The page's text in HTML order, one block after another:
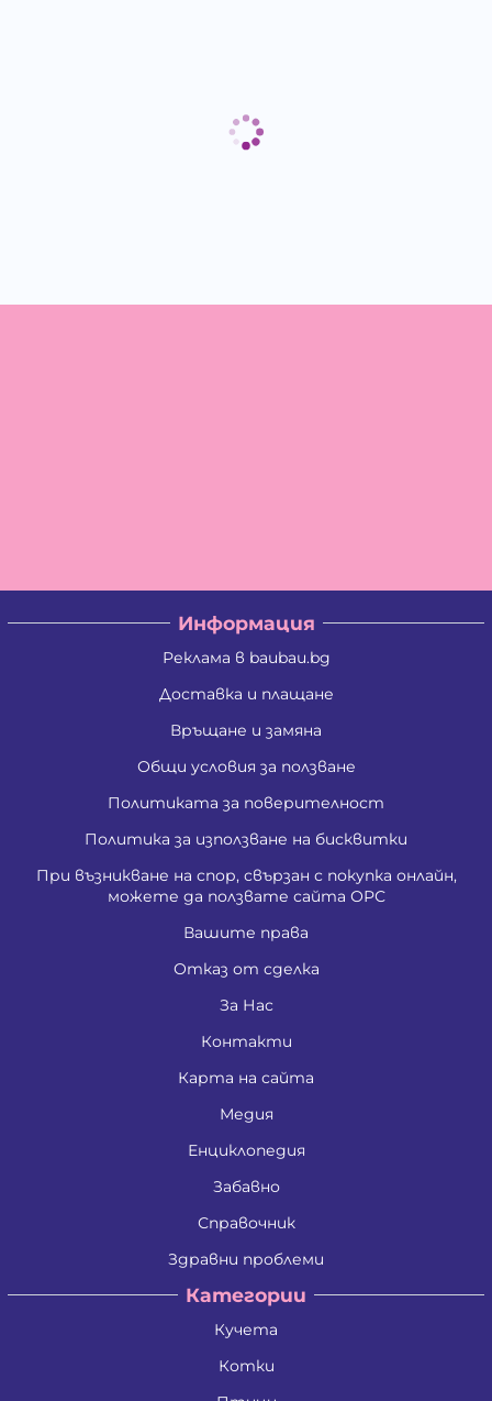
Информация
Реклама в baubau.bg
Доставка и плащане
Връщане и замяна
Общи условия за ползване
Политиката за поверителност
Политика за използване на бисквитки
При възникване на спор, свързан с покупка онлайн,
можете да ползвате сайта ОРС
Вашите права
Отказ от сделка
За Нас
Контакти
Карта на сайта
Медия
Енциклопедия
Забавно
Справочник
Здравни проблеми
Категории
Кучета
Котки